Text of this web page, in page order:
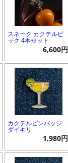
スネーク カクテルピ
ック 4本セット
6,600円
カクテルピンバッジ
ダイキリ
1,980円